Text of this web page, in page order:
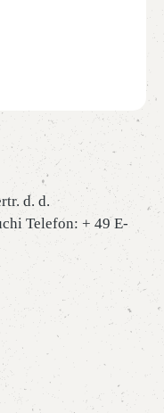
d. d.
Telefon: + 49 E-